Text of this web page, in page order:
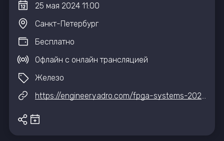
25 мая 2024 11:00
Санкт-Петербург
Бесплатно
Офлайн с онлайн трансляцией
Железо